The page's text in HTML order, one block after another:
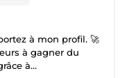
à mon profil. 🚀
à gagner du
à